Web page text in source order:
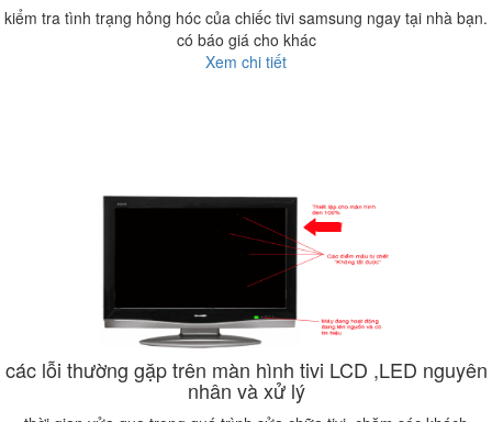
kiểm tra tình trạng hỏng hóc của chiếc tivi samsung ngay tại nhà bạn.
có báo giá cho khác
Xem chi tiết
các lỗi thường gặp trên màn hình tivi LCD ,LED nguyên
nhân và xử lý